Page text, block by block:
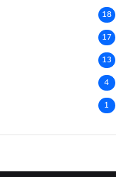
18
17
13
4
1